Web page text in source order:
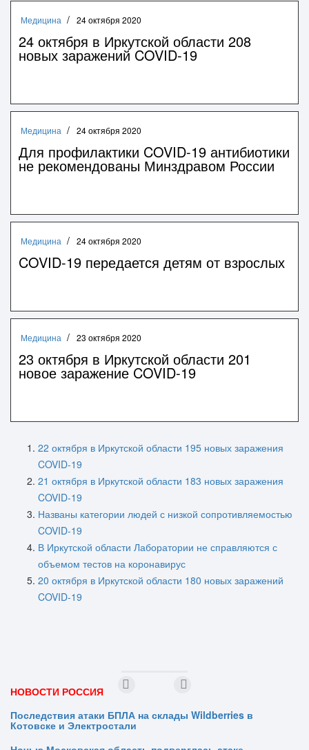
Медицина 24 октября 2020
24 октября в Иркутской области 208
новых заражений COVID-19
Медицина 24 октября 2020
Для профилактики COVID-19 антибиотики
не рекомендованы Минздравом России
Медицина 24 октября 2020
COVID-19 передается детям от взрослых
Медицина 23 октября 2020
23 октября в Иркутской области 201
новое заражение COVID-19
22 октября в Иркутской области 195 новых заражения
COVID-19
21 октября в Иркутской области 183 новых заражения
COVID-19
Названы категории людей с низкой сопротивляемостью
COVID-19
В Иркутской области Лаборатории не справляются с
объемом тестов на коронавирус
20 октября в Иркутской области 180 новых заражений
COVID-19
НОВОСТИ РОССИЯ
Последствия атаки БПЛА на склады Wildberries в
Котовске и Электростали